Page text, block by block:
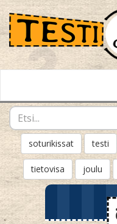
soturikissat testi
tietovisa joulu